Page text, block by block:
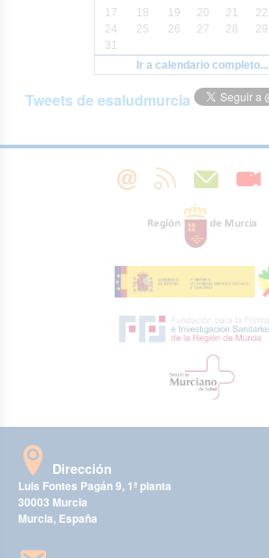
17
18 19 20 21 22
24
25 26 27 28 29
31
Ir a calendario completo...
Tweets de esaludmurcia
Dirección
Luis Fontes Pagán 9, 1ª planta
30003 Murcia
Murcia, España